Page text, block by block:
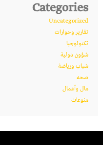
Categories
Uncategorized
تقارير وحوارات
تكنولوجيا
شؤون دولية
شباب ورياضة
صحه
مال وأعمال
منوعات